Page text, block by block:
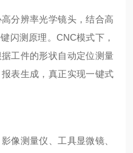
分辨率光学镜头，结合高
闪测原理。CNC模式下，
工件的形状自动定位测量
表生成，真正实现一键式
测量仪、工具显微镜、